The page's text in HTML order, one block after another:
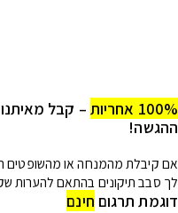
100% אחריות
– קבל
ההגשה!
אם קיבלת מהמנחה או מהשופטים
לך סבב תיקונים בהתאם להערות
דוגמת תרגום חינם